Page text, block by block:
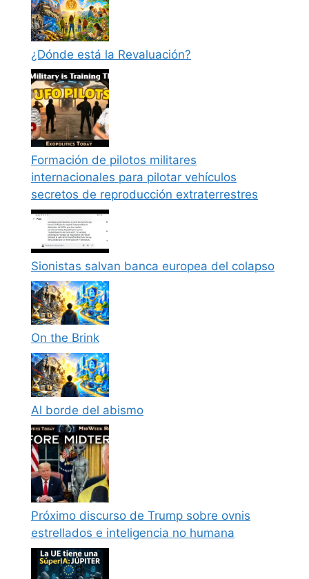
¿Dónde está la Revaluación?
Formación de pilotos militares
internacionales para pilotar vehículos
secretos de reproducción extraterrestres
Sionistas salvan banca europea del colapso
On the Brink
Al borde del abismo
Próximo discurso de Trump sobre ovnis
estrellados e inteligencia no humana